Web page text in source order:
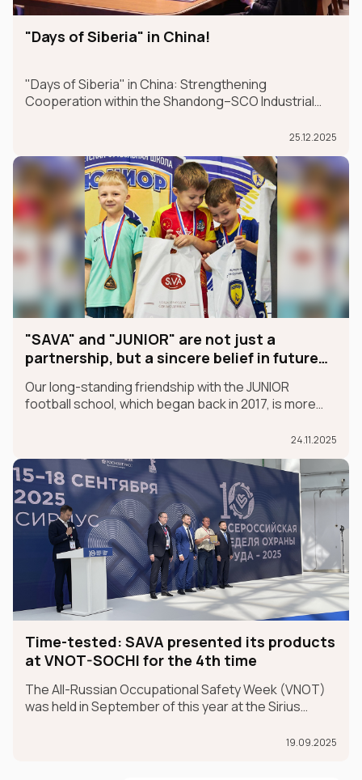
"Days of Siberia" in China!
"Days of Siberia" in China: Strengthening
Cooperation within the Shandong–SCO Industrial
25.12.2025
"SAVA" and "JUNIOR" are not just a
partnership, but a sincere belief in future
Our long-standing friendship with the JUNIOR
football school, which began back in 2017, is more
24.11.2025
Time-tested: SAVA presented its products
at VNOT-SOCHI for the 4th time
The All-Russian Occupational Safety Week (VNOT)
was held in September of this year at the Sirius
the event celebrated its 10th anniversary. SAVA19.09.2025